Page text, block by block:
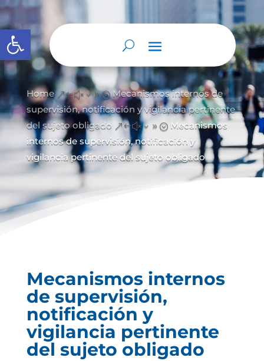
Abrir barra de herramientas
Home &#x39; Mecanismos internos de
supervisión, notificación y vigilancia pertinente
del sujeto obligado &#x39; Mecanismos
internos de supervisión, notificación y
vigilancia pertinente del sujeto obligado
Mecanismos internos
de supervisión,
notificación y
vigilancia pertinente
del sujeto obligado